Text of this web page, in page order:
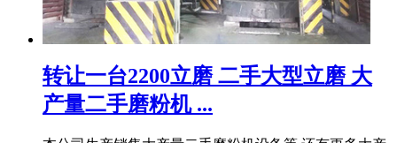
转让一台2200立磨 二手大型立磨 大
产量二手磨粉机 ...